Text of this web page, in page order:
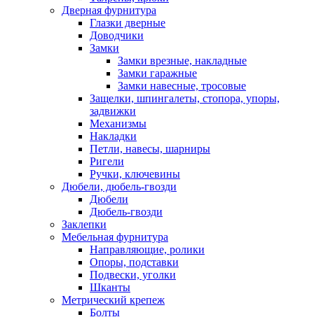
Дверная фурнитура
Глазки дверные
Доводчики
Замки
Замки врезные, накладные
Замки гаражные
Замки навесные, тросовые
Защелки, шпингалеты, стопора, упоры,
задвижки
Механизмы
Накладки
Петли, навесы, шарниры
Ригели
Ручки, ключевины
Дюбели, дюбель-гвозди
Дюбели
Дюбель-гвозди
Заклепки
Мебельная фурнитура
Направляющие, ролики
Опоры, подставки
Подвески, уголки
Шканты
Метрический крепеж
Болты